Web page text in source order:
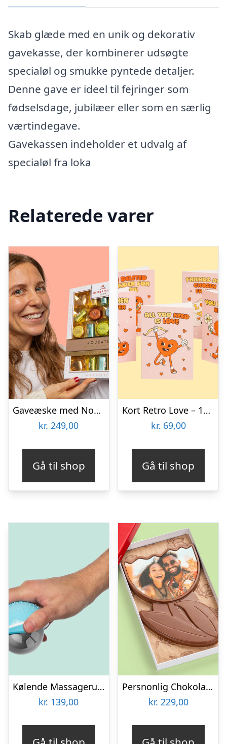
Skab glæde med en unik og dekorativ
gavekasse, der kombinerer udsøgte
specialøl og smukke pyntede detaljer.
Denne gave er ideel til fejringer som
fødselsdage, jubilæer eller som en særlig
værtindegave.
Gavekassen indeholder et udvalg af
specialøl fra loka
Relaterede varer
Gaveæske med Nougat – Niederegger
kr. 249,00
Gå til shop
Kort Retro Love – 10-pak
kr. 69,00
Gå til shop
Kølende Massageruller
kr. 139,00
Persnonlig Chokoladeblomst med Billede
kr. 229,00